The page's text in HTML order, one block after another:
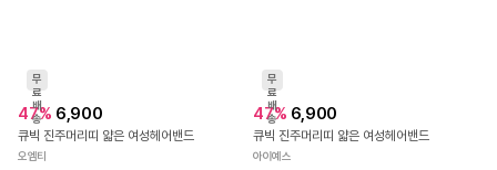
무
료
배
송
47% 6,900
큐빅 진주머리띠 얇은 여성헤어밴드
오엠티
무
료
배
송
47% 6,900
큐빅 진주머리띠 얇은 여성헤어밴드
아이예스